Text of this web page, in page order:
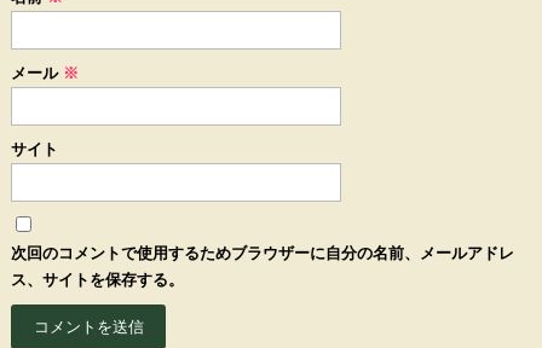
メール ※
サイト
次回のコメントで使用するためブラウザーに自分の名前、メールアドレ
ス、サイトを保存する。